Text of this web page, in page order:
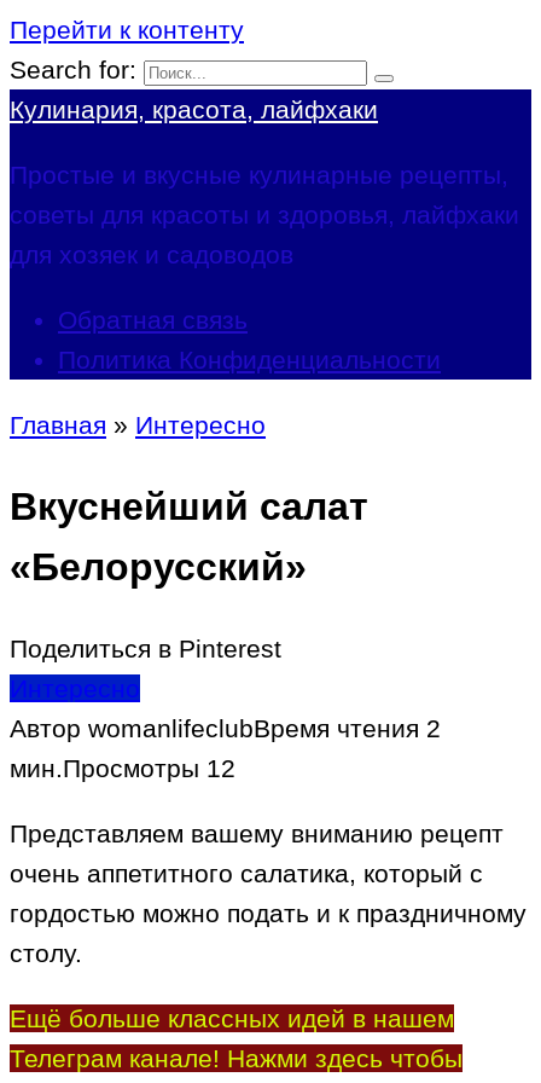
Перейти к контенту
Search for:
Кулинария, красота, лайфхаки
Простые и вкусные кулинарные рецепты,
советы для красоты и здоровья, лайфхаки
для хозяек и садоводов
Обратная связь
Политика Конфиденциальности
Главная » Интересно
Вкуснейший салат
«Белорусский»
Поделиться в Pinterest
Интересно
Автор womanlifeclubВремя чтения 2
мин.Просмотры 12
Представляем вашему вниманию рецепт
очень аппетитного салатика, который с
гордостью можно подать и к праздничному
столу.
Ещё больше классных идей в нашем
Телеграм канале! Нажми здесь чтобы